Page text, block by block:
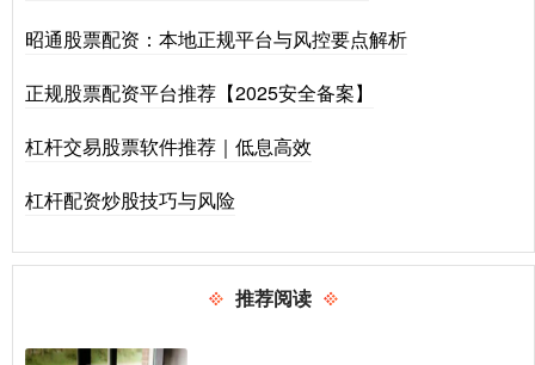
昭通股票配资：本地正规平台与风控要点解析
正规股票配资平台推荐【2025安全备案】
杠杆交易股票软件推荐｜低息高效
杠杆配资炒股技巧与风险
推荐阅读